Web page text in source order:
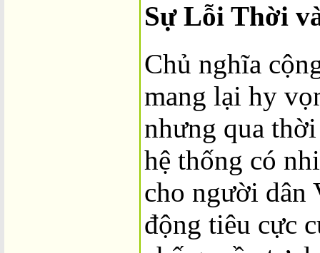
Sự Lỗi Thời
Chủ nghĩa
mang lại hy
nhưng qua
hệ thống có
cho người dân
động tiêu cực